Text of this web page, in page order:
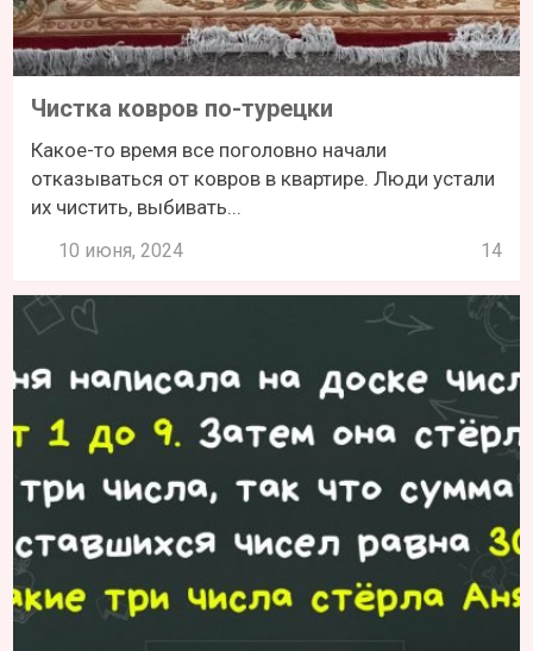
Чистка ковров по-турецки
Какое-то время все поголовно начали
отказываться от ковров в квартире. Люди устали
их чистить, выбивать...
10 июня, 2024 14